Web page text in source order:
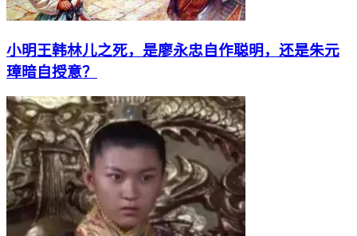
小明王韩林儿之死，是廖永忠自作聪明，还是朱元
璋暗自授意？